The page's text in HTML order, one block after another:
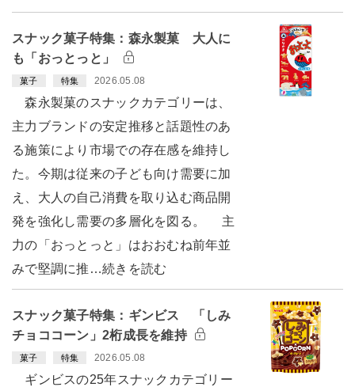
スナック菓子特集：森永製菓 大人に
も「おっとっと」
菓子 特集 2026.05.08
森永製菓のスナックカテゴリーは、
主力ブランドの安定推移と話題性のあ
る施策により市場での存在感を維持し
た。今期は従来の子ども向け需要に加
え、大人の自己消費を取り込む商品開
発を強化し需要の多層化を図る。 主
力の「おっとっと」はおおむね前年並
みで堅調に推…続きを読む
スナック菓子特集：ギンビス 「しみ
チョココーン」2桁成長を維持
菓子 特集 2026.05.08
ギンビスの25年スナックカテゴリー